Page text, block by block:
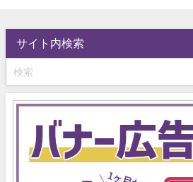
サイト内検索